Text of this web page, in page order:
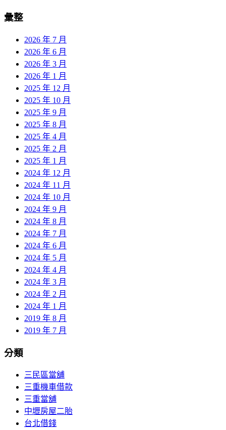
彙整
2026 年 7 月
2026 年 6 月
2026 年 3 月
2026 年 1 月
2025 年 12 月
2025 年 10 月
2025 年 9 月
2025 年 8 月
2025 年 4 月
2025 年 2 月
2025 年 1 月
2024 年 12 月
2024 年 11 月
2024 年 10 月
2024 年 9 月
2024 年 8 月
2024 年 7 月
2024 年 6 月
2024 年 5 月
2024 年 4 月
2024 年 3 月
2024 年 2 月
2024 年 1 月
2019 年 8 月
2019 年 7 月
分類
三民區當舖
三重機車借款
三重當舖
中壢房屋二胎
台北借錢